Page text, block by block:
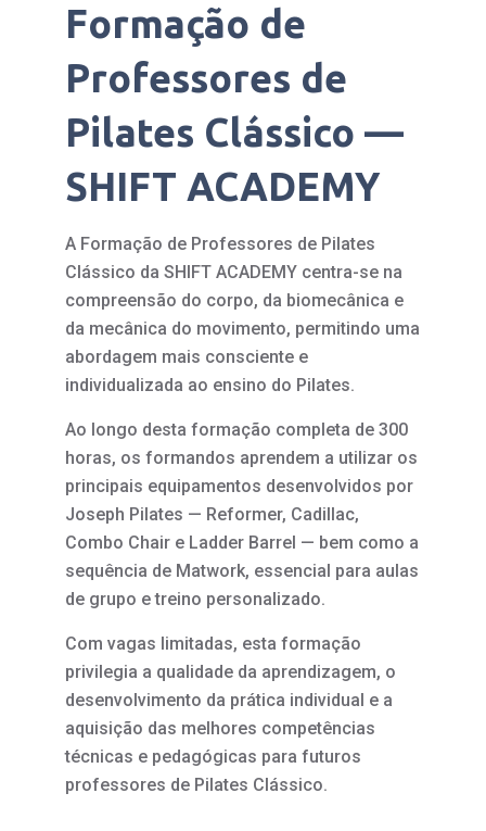
Formação de
Professores de
Pilates Clássico —
SHIFT ACADEMY
A Formação de Professores de Pilates
Clássico da SHIFT ACADEMY centra-se na
compreensão do corpo, da biomecânica e
da mecânica do movimento, permitindo uma
abordagem mais consciente e
individualizada ao ensino do Pilates.
Ao longo desta formação completa de 300
horas, os formandos aprendem a utilizar os
principais equipamentos desenvolvidos por
Joseph Pilates — Reformer, Cadillac,
Combo Chair e Ladder Barrel — bem como a
sequência de Matwork, essencial para aulas
de grupo e treino personalizado.
Com vagas limitadas, esta formação
privilegia a qualidade da aprendizagem, o
desenvolvimento da prática individual e a
aquisição das melhores competências
técnicas e pedagógicas para futuros
professores de Pilates Clássico.